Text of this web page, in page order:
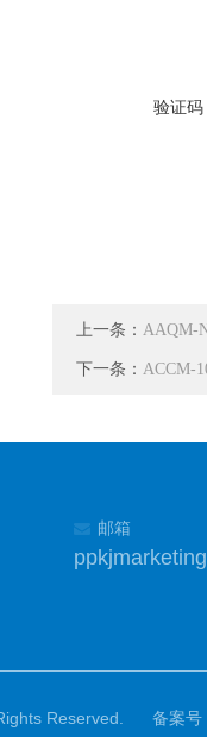
验证码
上一条： AAQM-
下一条： ACCM-
邮箱
Reserved. 备案号